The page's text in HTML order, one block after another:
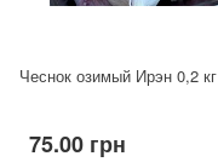
Чеснок озимый Ирэн 0,2 кг
75.00 грн